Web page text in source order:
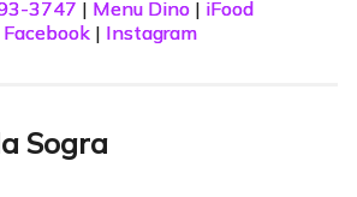
3747 | Menu Dino | iFood
Facebook | Instagram
Sogra